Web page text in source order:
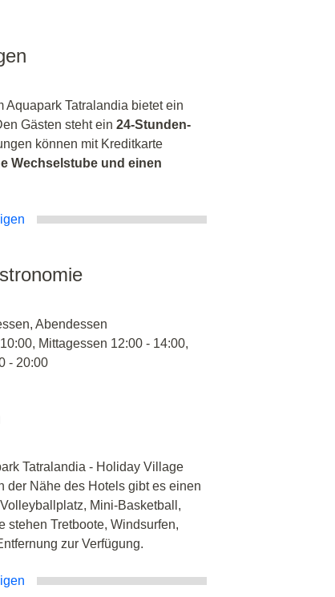
Aquapark Tatralandia bietet ein
Gästen steht ein 24-Stunden-
können mit Kreditkarte
Wechselstube und einen
Abendessen
Mittagessen 12:00 - 14:00,
- 20:00
Tatralandia - Holiday Village
der Nähe des Hotels gibt es einen
Mini-Basketball,
stehen Tretboote, Windsurfen,
zur Verfügung.